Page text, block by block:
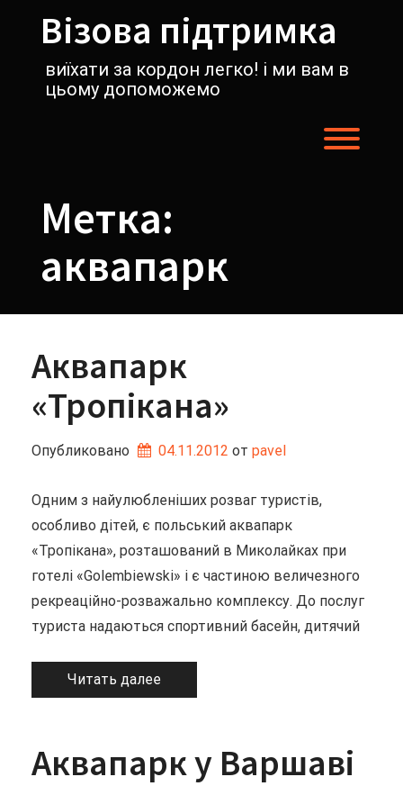
содержимомуВізова підтримка
виїхати за кордон легко! і ми вам в
цьому допоможемо
Метка:
аквапарк
Аквапарк
«Тропікана»
Опубликовано 04.11.2012 от pavel
Одним з найулюбленіших розваг туристів,
особливо дітей, є польський аквапарк
«Тропікана», розташований в Миколайках при
готелі «Golembiewski» і є частиною величезного
рекреаційно-розважально комплексу. До послуг
туриста надаються спортивний басейн, дитячий
Читать далее
Аквапарк у Варшаві